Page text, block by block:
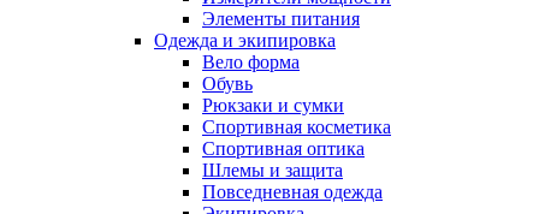
Элементы питания
Одежда и экипировка
Вело форма
Обувь
Рюкзаки и сумки
Спортивная косметика
Спортивная оптика
Шлемы и защита
Повседневная одежда